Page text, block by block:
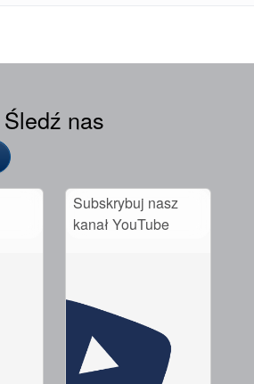
Śledź nas
Subskrybuj nasz
kanał YouTube